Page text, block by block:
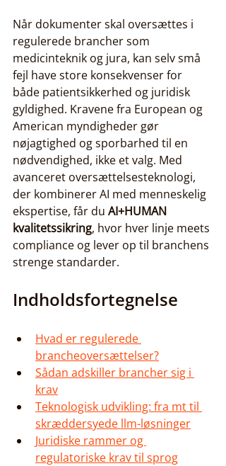
Når dokumenter skal oversættes i
regulerede brancher som
medicinteknik og jura, kan selv små
fejl have store konsekvenser for
både patientsikkerhed og juridisk
gyldighed. Kravene fra European og
American myndigheder gør
nøjagtighed og sporbarhed til en
nødvendighed, ikke et valg. Med
avanceret oversættelsesteknologi,
der kombinerer AI med menneskelig
ekspertise, får du AI+HUMAN
kvalitetssikring, hvor hver linje meets
compliance og lever op til branchens
strenge standarder.
Indholdsfortegnelse
Hvad er regulerede
brancheoversættelser?
Sådan adskiller brancher sig i
krav
Teknologisk udvikling: fra mt til
skræddersyede llm-løsninger
Juridiske rammer og
regulatoriske krav til sprog